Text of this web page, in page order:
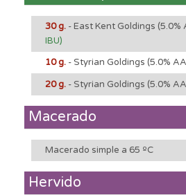
30 g. - East Kent Goldings (5.0%
IBU)
10 g. - Styrian Goldings (5.0%
20 g. - Styrian Goldings (5.0%
Macerado
Macerado simple a 65 ºC
Hervido